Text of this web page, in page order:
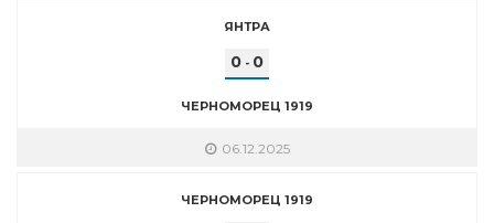
ЯНТРА
0 - 0
ЧЕРНОМОРЕЦ 1919
06.12.2025
ЧЕРНОМОРЕЦ 1919